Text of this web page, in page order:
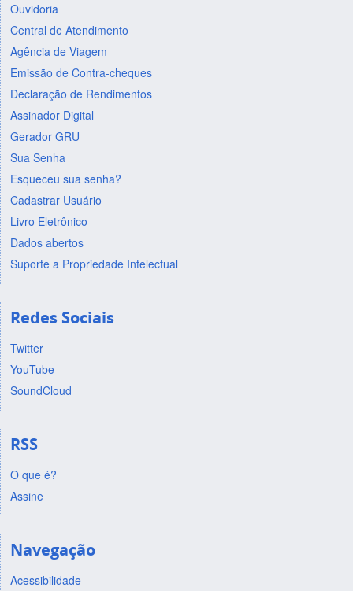
Ouvidoria
Central de Atendimento
Agência de Viagem
Emissão de Contra-cheques
Declaração de Rendimentos
Assinador Digital
Gerador GRU
Sua Senha
Esqueceu sua senha?
Cadastrar Usuário
Livro Eletrônico
Dados abertos
Suporte a Propriedade Intelectual
Redes Sociais
Twitter
YouTube
SoundCloud
RSS
O que é?
Assine
Navegação
Acessibilidade